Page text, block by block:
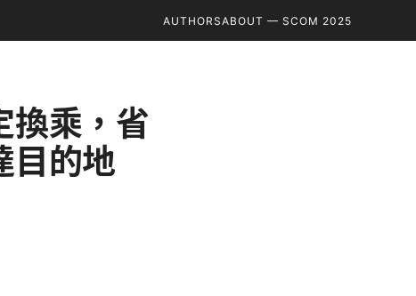
AUTHORSABOUT — SCOM 2025
換乘，省
目的地